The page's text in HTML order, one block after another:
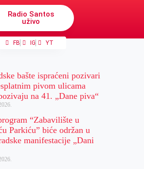
Radio Santos
uživo
FB IG YT
bašte ispraćeni pozivari
pivom ulicama
na 41. „Dane piva“
“Zabavilište u
Parkiću” biće održan u
manifestacije „Dani